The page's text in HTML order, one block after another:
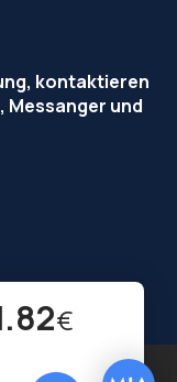
€
kontaktieren
Messanger und